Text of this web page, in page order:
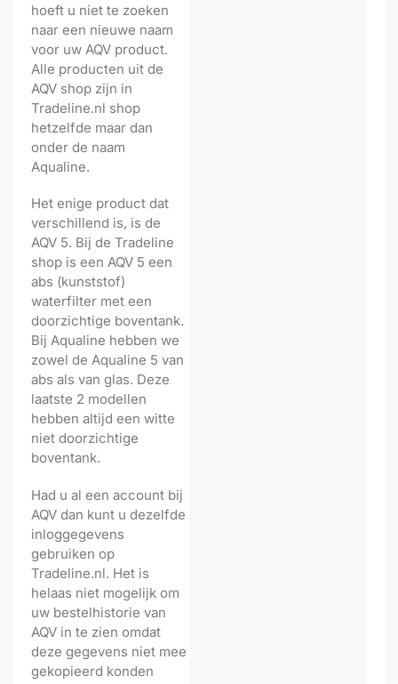
hoeft u niet te zoeken
naar een nieuwe naam
voor uw AQV product.
Alle producten uit de
AQV shop zijn in
Tradeline.nl shop
hetzelfde maar dan
onder de naam
Aqualine.
Het enige product dat
verschillend is, is de
AQV 5. Bij de Tradeline
shop is een AQV 5 een
abs (kunststof)
waterfilter met een
doorzichtige boventank.
Bij Aqualine hebben we
zowel de Aqualine 5 van
abs als van glas. Deze
laatste 2 modellen
hebben altijd een witte
niet doorzichtige
boventank.
Had u al een account bij
AQV dan kunt u dezelfde
inloggegevens
gebruiken op
Tradeline.nl. Het is
helaas niet mogelijk om
uw bestelhistorie van
AQV in te zien omdat
deze gegevens niet mee
gekopieerd konden